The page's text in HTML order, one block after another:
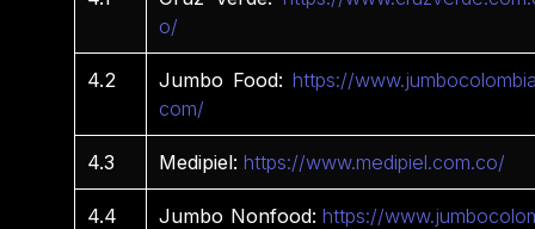
o/
4.2 Jumbo Food: https://
com/
4.3 Medipiel: https://www.medipiel.com.co/
4.4 Jumbo Nonfood: https://